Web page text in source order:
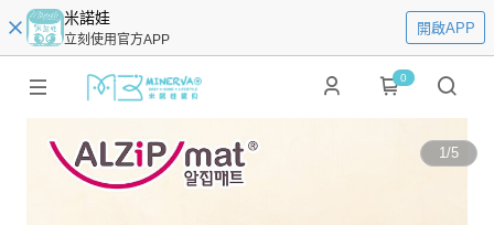
米諾娃
立刻使用官方APP
開啟APP
0
1/5